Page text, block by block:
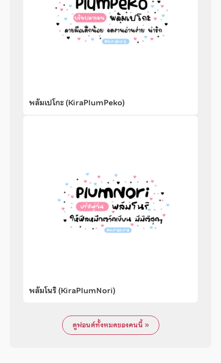
พลัมเปโกะ (KiraPlumPeko)
พลัมโนริ (KiraPlumNori)
ดูฟอนต์ทั้งหมดของคนนี้ »